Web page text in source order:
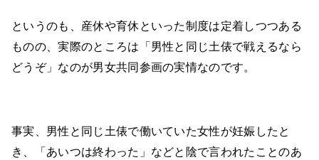
というのも、産休や育休といった制度は定着しつつある
ものの、実際のところは「男性と同じ土俵で戦えるなら
どうぞ」なのが男女共同参画の実情なのです。
事実、男性と同じ土俵で働いていた女性が妊娠したと
き、「あいつは終わった」などと陰で言われたことのあ